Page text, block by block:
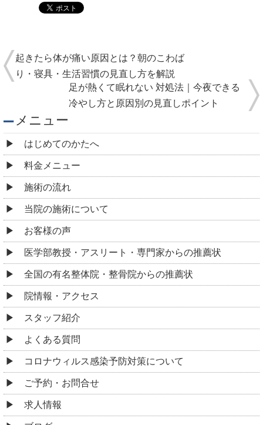
起きたら体が痛い原因とは？朝のこわば
り・寝具・生活習慣の見直し方を解説
足が熱くて眠れない 対処法｜今夜できる
冷やし方と原因別の見直しポイント
メニュー
はじめてのかたへ
料金メニュー
施術の流れ
当院の施術について
お客様の声
医学部教授・アスリート・専門家からの推薦状
全国の有名整体院・整骨院からの推薦状
院情報・アクセス
スタッフ紹介
よくある質問
コロナウィルス感染予防対策について
ご予約・お問合せ
求人情報